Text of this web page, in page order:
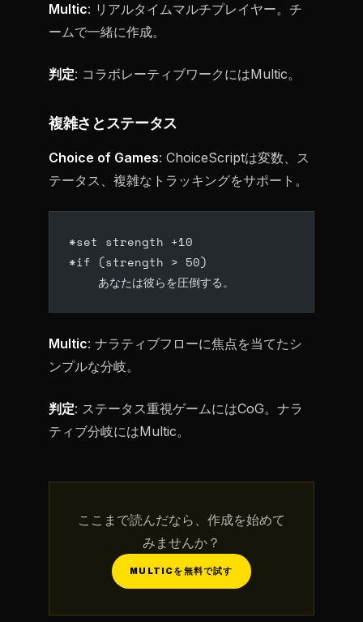
Multic: リアルタイムマルチプレイヤー。チ
ームで一緒に作成。
判定: コラボレーティブワークにはMultic。
複雑さとステータス
Choice of Games: ChoiceScriptは変数、ス
テータス、複雑なトラッキングをサポート。
*set strength +10
*if (strength > 50)
    あなたは彼らを圧倒する。
Multic: ナラティブフローに焦点を当てたシ
ンプルな分岐。
判定: ステータス重視ゲームにはCoG。ナラ
ティブ分岐にはMultic。
ここまで読んだなら、作成を始めて
みませんか？
MULTICを無料で試す